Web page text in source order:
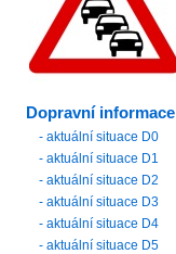
Dopravní informace
- aktuální situace D0
- aktuální situace D1
- aktuální situace D2
- aktuální situace D3
- aktuální situace D4
- aktuální situace D5